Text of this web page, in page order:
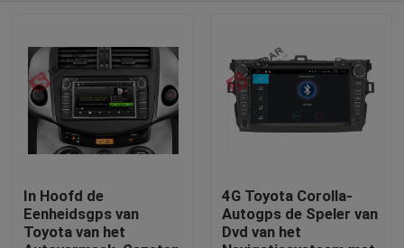
In Hoofd de
Eenheidsgps van
Toyota van het
4G Toyota Corolla-
Autogps de Speler van
Dvd van het